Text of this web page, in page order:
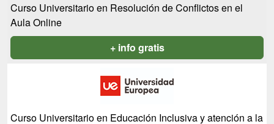
Curso Universitario en Resolución de Conflictos en el
Aula Online
+ info gratis
Curso Universitario en Educación Inclusiva y atención a la